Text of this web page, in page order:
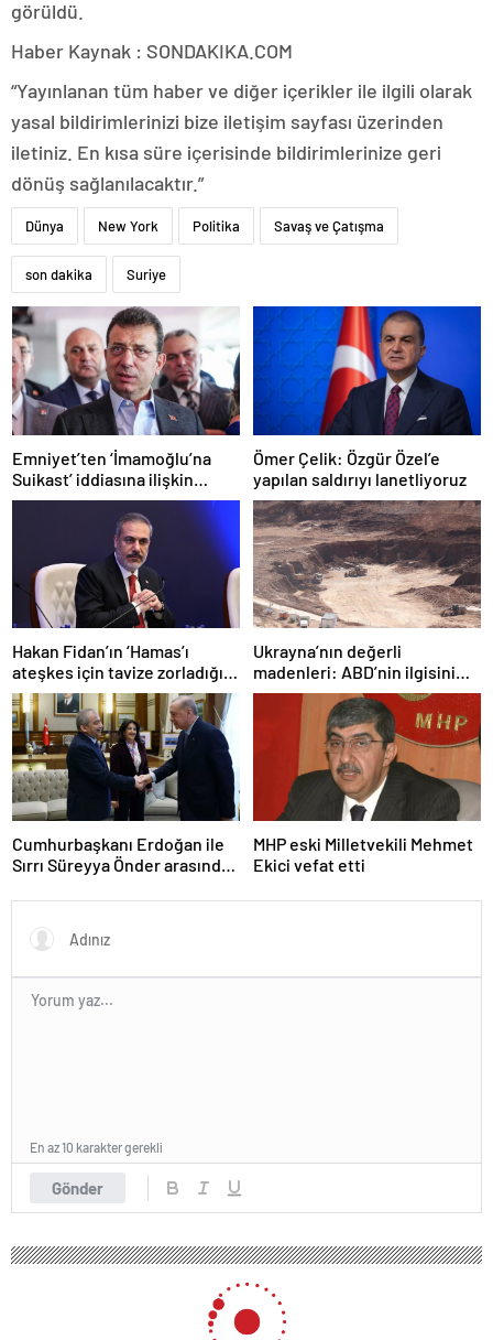
görüldü.
Haber Kaynak : SONDAKIKA.COM
“Yayınlanan tüm haber ve diğer içerikler ile ilgili olarak
yasal bildirimlerinizi bize iletişim sayfası üzerinden
iletiniz. En kısa süre içerisinde bildirimlerinize geri
dönüş sağlanılacaktır.”
Dünya New York Politika Savaş ve Çatışma
son dakika Suriye
Emniyet’ten ‘İmamoğlu’na
Suikast’ iddiasına ilişkin
açıklama
Ömer Çelik: Özgür Özel’e
yapılan saldırıyı lanetliyoruz
Hakan Fidan’ın ‘Hamas’ı
ateşkes için tavize zorladığı’
iddiasına yalanlama
Ukrayna’nın değerli
madenleri: ABD’nin ilgisini
çeken kritik kaynaklar
Cumhurbaşkanı Erdoğan ile
Sırrı Süreyya Önder arasında
MHP eski Milletvekili Mehmet
Ekici vefat etti
Gönder
En az 10 karakter gerekli